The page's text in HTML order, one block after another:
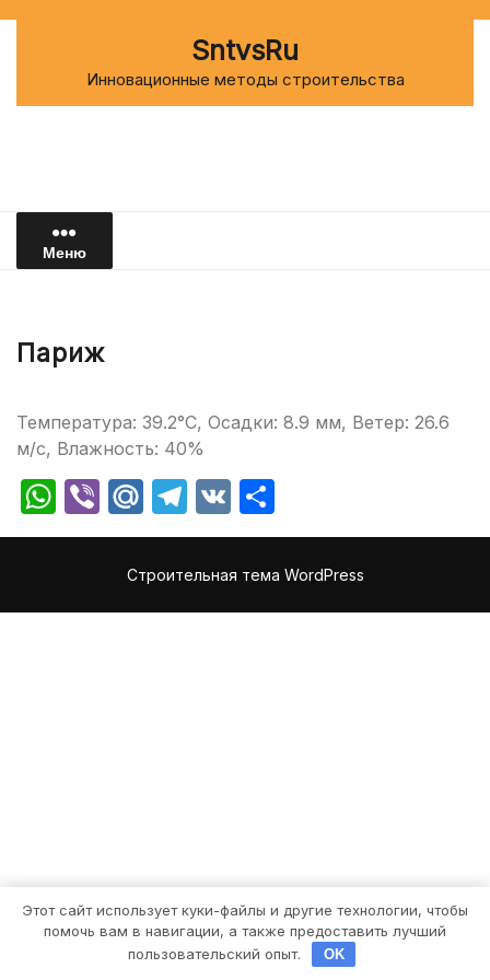
SntvsRu
Инновационные методы строительства
Меню
Париж
Температура: 39.2°C, Осадки: 8.9 мм, Ветер: 26.6
м/с, Влажность: 40%
WhatsApp
ViberMail.Ru
Telegram
VK
Строительная тема WordPress
Этот сайт использует куки-файлы и другие технологии, чтобы
помочь вам в навигации, а также предоставить лучший
пользовательский опыт.
OK